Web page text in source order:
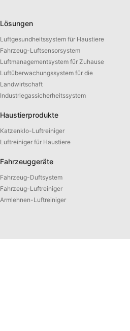
Lösungen
Luftgesundheitssystem für Haustiere
Fahrzeug-Luftsensorsystem
Luftmanagementsystem für Zuhause
Luftüberwachungssystem für die
Landwirtschaft
Industriegassicherheitssystem
Haustierprodukte
Katzenklo-Luftreiniger
Luftreiniger für Haustiere
Fahrzeuggeräte
Fahrzeug-Duftsystem
Fahrzeug-Luftreiniger
Armlehnen-Luftreiniger